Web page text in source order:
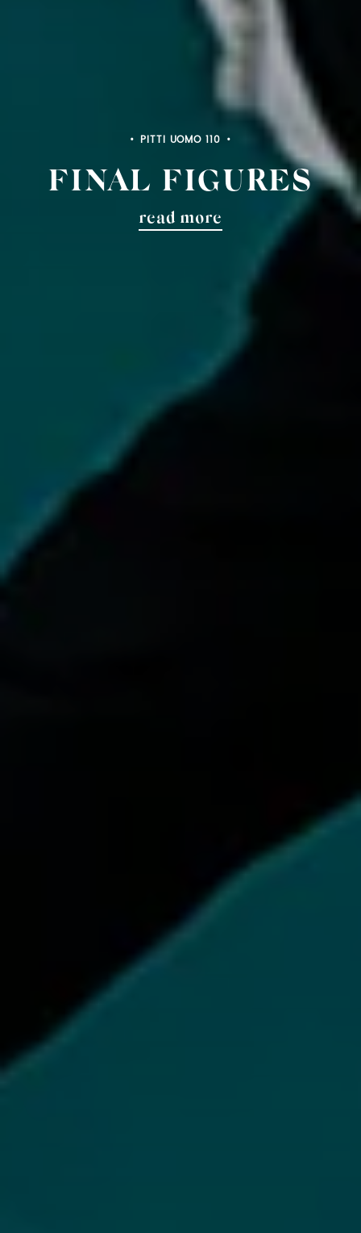
PITTI UOMO 110
FINAL FIGURES
read more